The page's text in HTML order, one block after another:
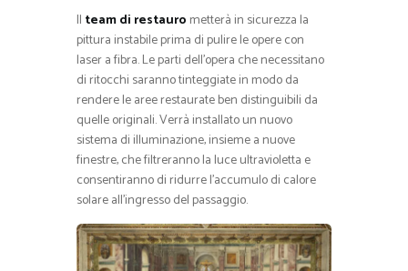
Il team di restauro metterà in sicurezza la
pittura instabile prima di pulire le opere con
laser a fibra. Le parti dell’opera che necessitano
di ritocchi saranno tinteggiate in modo da
rendere le aree restaurate ben distinguibili da
quelle originali. Verrà installato un nuovo
sistema di illuminazione, insieme a nuove
finestre, che filtreranno la luce ultravioletta e
consentiranno di ridurre l’accumulo di calore
solare all’ingresso del passaggio.